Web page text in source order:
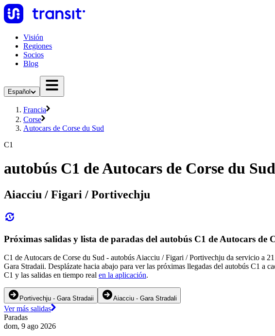
Visión
Regiones
Socios
Blog
Español
Francia
Corse
Autocars de Corse du Sud
C1
autobús C1 de Autocars de Corse du Sud
Aiacciu / Figari / Portivechju
Próximas salidas y lista de paradas del autobús C1 de Autocars de
C1 de Autocars de Corse du Sud - autobús Aiacciu / Figari / Portivechju da servicio a
Gara Stradaii. Desplázate hacia abajo para ver las próximas llegadas del autobús C1 a
C1 y las salidas en tiempo real en la aplicación.
Portivechju - Gara Stradaii Aiacciu - Gara Stradali
Ver más salidas
Paradas
dom, 9 ago 2026